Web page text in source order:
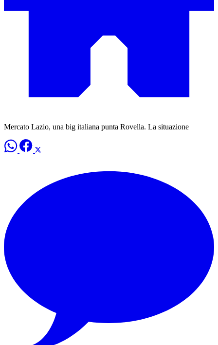
Mercato Lazio, una big italiana punta Rovella. La situazione